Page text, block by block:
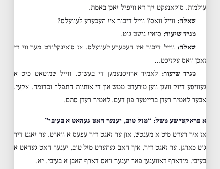
עולמות. ס׳קאנעקט זיך דא וויפיל זאכן באמת.
שאלה: ווייל וואס? ווייל דיבור איז העכערע לעוועלס?
מגיד שיעור: ס׳איז נישט גוט.
שאלה: ווייל דיבור איז העכערע לעוועלס, אז ס׳אינקלודט מער ווי די
זאכן וואס עקזיסט…
מגיד שיעור: לאמיר ארויסנעמען די בעש״ט. ווייל שמ׳טאט מיט א
געוויסע דיוק וועגן ווען מ׳רעדט ממש און די אותיות התפלה וכדומה. אקעי.
אבער לאמיר רעדן ברייטער פון דעם. לאמיר רעדן סתם.
א פראקטישע משל: “מזל טוב, יענער האט געהאט א בעיבי”
אז איר רעדט מיט א מענטש, און ער זאגט דיר עפעס א ווארט. ער זאגט דיר
גוט מארגן. ער זאגט דיר, איך האב געהערט מזל טוב, יענער האט געהאט א
בעיבי. מ׳דארף דאווענען פאר יענער וואס דארף האבן א בעיבי. יא.